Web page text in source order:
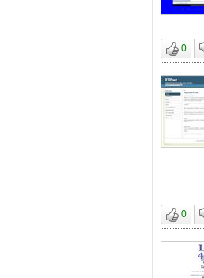
0
0